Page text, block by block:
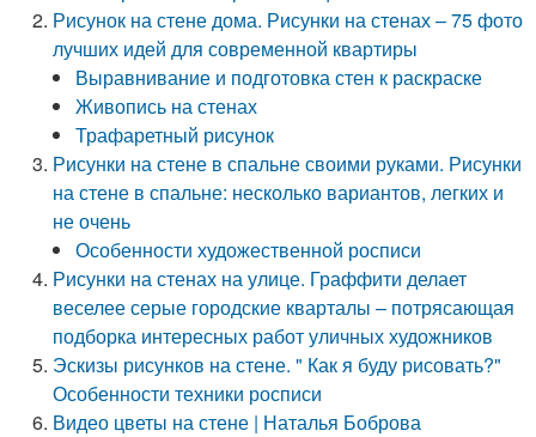
Рисунок на стене дома. Рисунки на стенах – 75 фото
лучших идей для современной квартиры
Выравнивание и подготовка стен к раскраске
Живопись на стенах
Трафаретный рисунок
Рисунки на стене в спальне своими руками. Рисунки
на стене в спальне: несколько вариантов, легких и
не очень
Особенности художественной росписи
Рисунки на стенах на улице. Граффити делает
веселее серые городские кварталы – потрясающая
подборка интересных работ уличных художников
Эскизы рисунков на стене. " Как я буду рисовать?"
Особенности техники росписи
Видео цветы на стене | Наталья Боброва